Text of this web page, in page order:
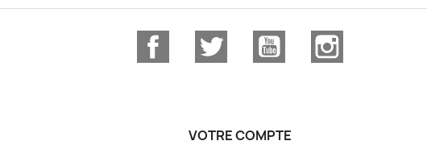
Facebook Twitter YouTube
VOTRE COMPTE